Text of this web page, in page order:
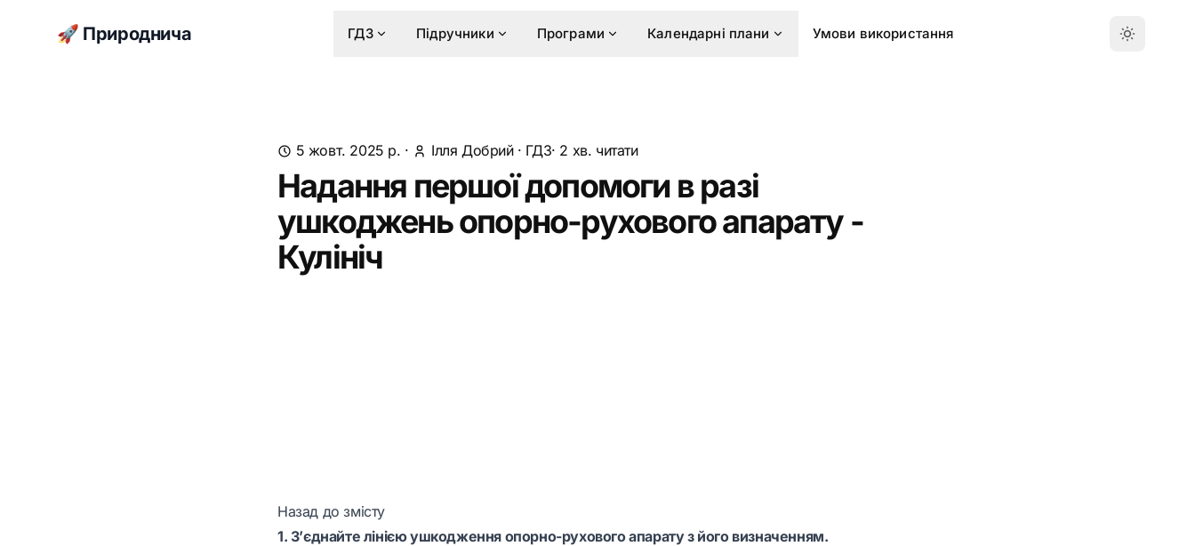
🚀 Природнича ГДЗ Підручники Програми Календарні плани Умови використання
5 жовт. 2025 р. · Ілля Добрий· ГДЗ· 2 хв. читати
Надання першої допомоги в разі
ушкоджень опорно-рухового апарату -
Кулініч
Назад до змісту
1. З’єднайте лінією ушкодження опорно-рухового апарату з його визначенням.